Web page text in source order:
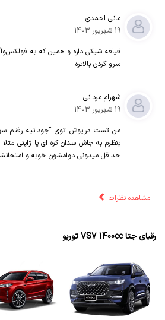
مانی احمدی
19 شهریور 1403
قیافه شیکی داره و همین که به
سرو گردن بالاتره
شهرام مردانی
19 شهریور 1403
من تست درایوش توی آجودانیه رفتم
بنظرم به جاش سدان کره ای یا ژاپنی مثلا
حداقل میدونی دوامشون خوبه و
مشاهده نظرات
رقبای جتا VS7 1400cc توربو